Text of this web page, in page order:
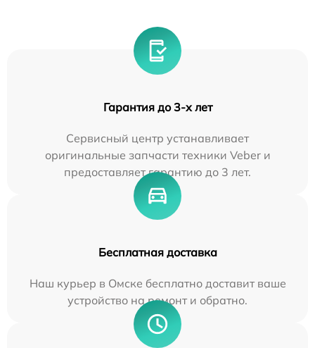
Гарантия до 3-х лет
Сервисный центр устанавливает
оригинальные запчасти техники Veber и
предоставляет гарантию до 3 лет.
Бесплатная доставка
Наш курьер в Омске бесплатно доставит ваше
устройство на ремонт и обратно.